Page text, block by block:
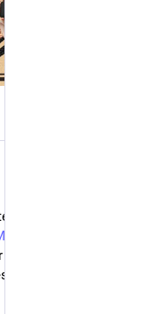
:
thèmes. N’hésitez
vite pour la suite !